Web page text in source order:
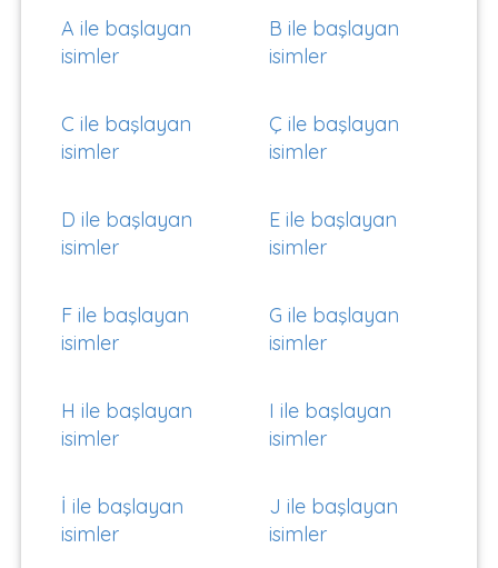
A ile başlayan
isimler
B ile başlayan
isimler
C ile başlayan
isimler
Ç ile başlayan
isimler
D ile başlayan
isimler
E ile başlayan
isimler
F ile başlayan
isimler
G ile başlayan
isimler
H ile başlayan
isimler
I ile başlayan
isimler
İ ile başlayan
isimler
J ile başlayan
isimler